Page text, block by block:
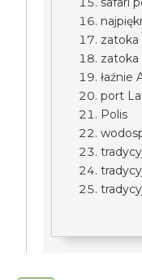
zatoka
łaźnie
port
Polis